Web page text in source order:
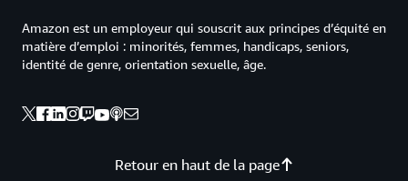
Retour en haut de la page
Amazon est un employeur qui souscrit aux principes d’équité en
matière d’emploi : minorités, femmes, handicaps, seniors,
identité de genre, orientation sexuelle, âge.